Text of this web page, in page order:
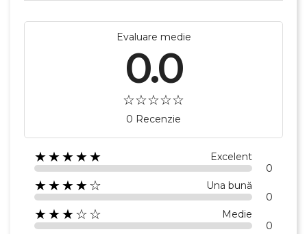
Evaluare medie
0.0
0 Recenzie
★★★★★ Excelent
0
★★★★☆ Una bună
0
★★★☆☆ Medie
0